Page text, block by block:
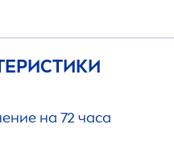
на 72 часа